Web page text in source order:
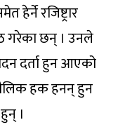
हेर्ने रजिष्ट्रार
गरेका छन् । उनले
दर्ता हुन आएको
हक हनन् हुन
।